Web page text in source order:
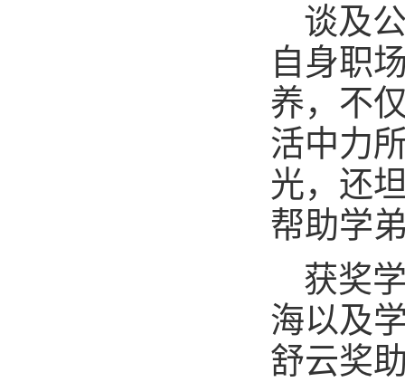
谈及
自身职
养，不
活中力
光，还
帮助学
获奖
海以及
舒云奖